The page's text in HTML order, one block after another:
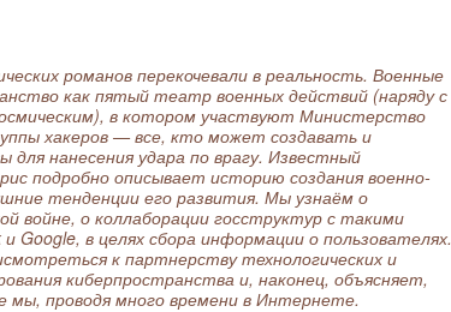
романов перекочевали в реальность. Военные
как пятый театр военных действий (наряду с
в котором участвуют Министерство
хакеров — все, кто может создавать и
нанесения удара по врагу. Известный
подробно описывает историю создания военно-
тенденции его развития. Мы узнаём о
войне, о коллаборации госструктур с такими
Google, в целях сбора информации о пользователях.
к партнерству технологических и
киберпространства и, наконец, объясняет,
мы, проводя много времени в Интернете.